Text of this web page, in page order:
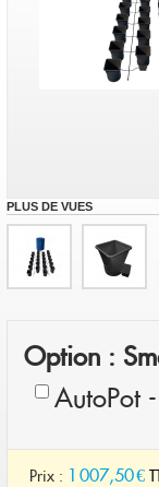
PLUS DE VUES
Option :
AutoPot
Prix : 1 007,50 €